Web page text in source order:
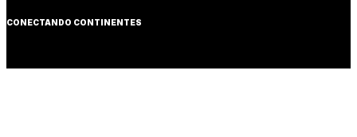
CONECTANDO CONTINENTES